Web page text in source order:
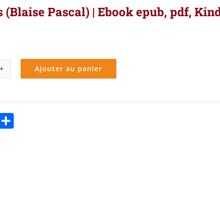
(Blaise Pascal) | Ebook epub, pdf,
Ajouter au panier